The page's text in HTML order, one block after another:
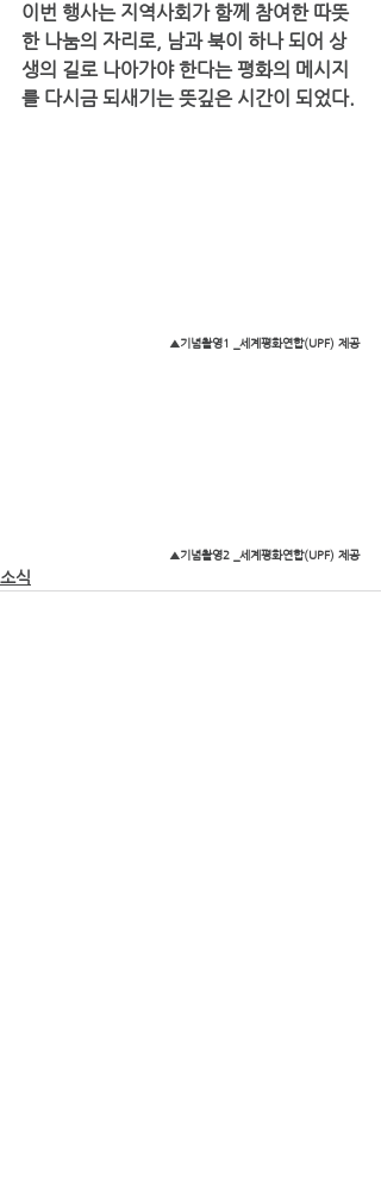
이번 행사는 지역사회가 함께 참여한 따뜻
한 나눔의 자리로, 남과 북이 하나 되어 상
생의 길로 나아가야 한다는 평화의 메시지
를 다시금 되새기는 뜻깊은 시간이 되었다.
▲기념촬영1 _세계평화연합(UPF) 제공
▲기념촬영2 _세계평화연합(UPF) 제공
소식